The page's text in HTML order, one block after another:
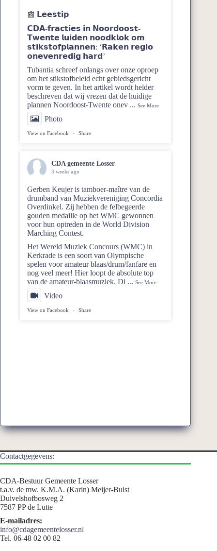
📰 𝗟𝗲𝗲𝘀𝘁𝗶𝗽
𝗖𝗗𝗔-𝗳𝗿𝗮𝗰𝘁𝗶𝗲𝘀 𝗶𝗻 𝗡𝗼𝗼𝗿𝗱𝗼𝗼𝘀𝘁-
𝗧𝘄𝗲𝗻𝘁𝗲 𝗹𝘂𝗶𝗱𝗲𝗻 𝗻𝗼𝗼𝗱𝗸𝗹𝗼𝗸 𝗼𝗺
𝘀𝘁𝗶𝗸𝘀𝘁𝗼𝗳𝗽𝗹𝗮𝗻𝗻𝗲𝗻: ‘𝗥𝗮𝗸𝗲𝗻 𝗿𝗲𝗴𝗶𝗼
𝗼𝗻𝗲𝘃𝗲𝗻𝗿𝗲𝗱𝗶𝗴 𝗵𝗮𝗿𝗱’
Tubantia schreef onlangs over onze oproep
om het stikstofbeleid echt gebiedsgericht
vorm te geven. In het artikel wordt helder
beschreven dat wij vrezen dat de huidige
plannen Noordoost‑Twente onev ... See More
Photo
View on Facebook · Share
CDA gemeente Losser
3 weeks ago
Gerben Keujer is tamboer-maître van de
drumband van Muziekvereniging Concordia
Overdinkel. Zij hebben de felbegeerde
gouden medaille op het WMC gewonnen
voor hun optreden in de World Division
Marching Contest.
Het Wereld Muziek Concours (WMC) in
Kerkrade is een soort van Olympische
spelen voor amateur blaas/drum/fanfare en
nog veel meer! Hier loopt de absolute top
van de amateur-blaasmuziek. Di ... See More
Video
View on Facebook · Share
Contactgegevens:
CDA-Bestuur Gemeente Losser
t.a.v. de mw. K.M.A. (Karin) Meijer-Buist
Duivelshofbosweg 2
7587 PP de Lutte
E-mailadres:
info@cdagemeentelosser.nl
Tel. 06-48 02 00 82